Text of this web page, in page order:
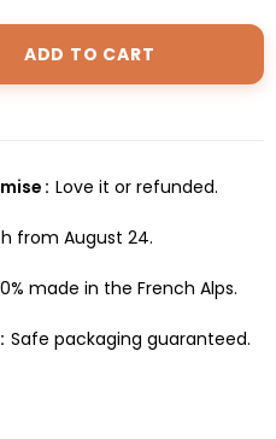
ADD TO CART
Love it or refunded.
from August 24.
made in the French Alps.
Safe packaging guaranteed.